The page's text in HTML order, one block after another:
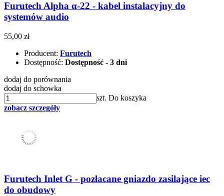
Furutech Alpha α-22 - kabel instalacyjny do
systemów audio
55,00 zł
Producent: Furutech
Dostępność: Dostępność - 3 dni
dodaj do porównania
dodaj do schowka
szt. Do koszyka
zobacz szczegóły
Furutech Inlet G - pozłacane gniazdo zasilające iec
do obudowy